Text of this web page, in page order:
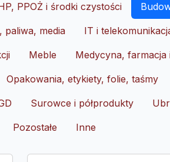
PPOŻ i środki czystości
paliwa, media IT i
Meble Medycyna, farmacja
Opakowania, etykiety, folie, taśmy
Surowce i półprodukty
Pozostałe Inne